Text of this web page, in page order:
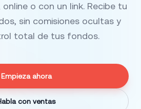
o con un link. Recibe tu
sin comisiones ocultas y
total de tus fondos.
Empieza ahora
con ventas